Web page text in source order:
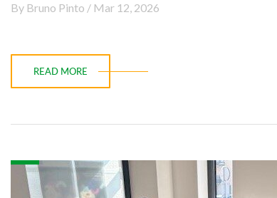
By Bruno Pinto / Mar 12, 2026
READ MORE